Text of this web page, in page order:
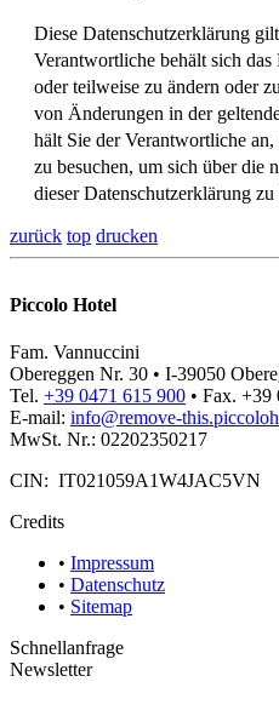
Diese Datenschutzerklärung
Verantwortliche behält sich
oder teilweise zu ändern oder
von Änderungen in der
hält Sie der Verantwortliche
zu besuchen, um sich über die
dieser Datenschutzerklärung
zurück top drucken
Piccolo Hotel
Fam. Vannuccini
Obereggen Nr. 30 • I-39050
Tel. +39 0471 615 900 • Fax. +39
E-mail: info@remove-this.
MwSt. Nr.: 02202350217
CIN: IT021059A1W4JAC5VN
Credits
• Impressum
• Datenschutz
• Sitemap
Schnellanfrage
Newsletter